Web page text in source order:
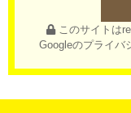
このサイトは
Googleのプライバ